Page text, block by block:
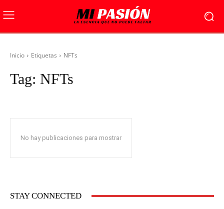
Inicio Etiquetas NFTs
Tag: NFTs
No hay publicaciones para mostrar
STAY CONNECTED